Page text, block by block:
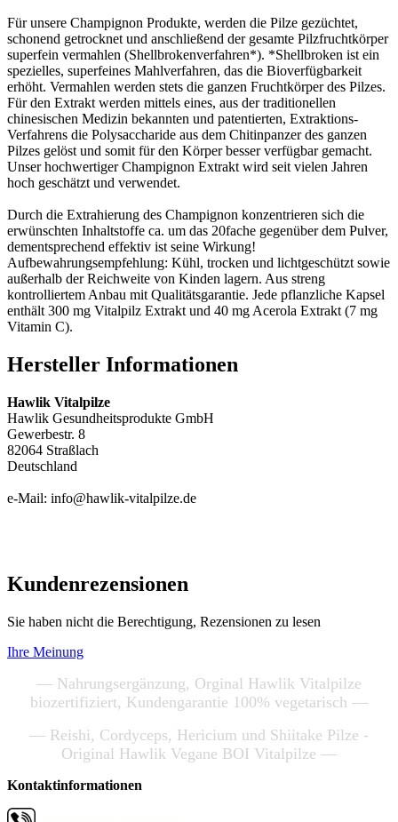
Für unsere Champignon Produkte, werden die Pilze gezüchtet,
schonend getrocknet und anschließend der gesamte Pilzfruchtkörper
superfein vermahlen (Shellbrokenverfahren*). *Shellbroken ist ein
spezielles, superfeines Mahlverfahren, das die Bioverfügbarkeit
erhöht. Vermahlen werden stets die ganzen Fruchtkörper des Pilzes.
Für den Extrakt werden mittels eines, aus der traditionellen
chinesischen Medizin bekannten und patentierten, Extraktions-
Verfahrens die Polysaccharide aus dem Chitinpanzer des ganzen
Pilzes gelöst und somit für den Körper besser verfügbar gemacht.
Unser hochwertiger Champignon Extrakt wird seit vielen Jahren
hoch geschätzt und verwendet.
Durch die Extrahierung des Champignon konzentrieren sich die
erwünschten Inhaltstoffe ca. um das 20fache gegenüber dem Pulver,
dementsprechend effektiv ist seine Wirkung!
Aufbewahrungsempfehlung: Kühl, trocken und lichtgeschützt sowie
außerhalb der Reichweite von Kinden lagern. Aus streng
kontrolliertem Anbau mit Qualitätsgarantie. Jede pflanzliche Kapsel
enthält 300 mg Vitalpilz Extrakt und 40 mg Acerola Extrakt (7 mg
Vitamin C).
Hersteller Informationen
Hawlik Vitalpilze
Hawlik Gesundheitsprodukte GmbH
Gewerbestr. 8
82064 Straßlach
Deutschland
e-Mail: info@hawlik-vitalpilze.de
Kundenrezensionen
Sie haben nicht die Berechtigung, Rezensionen zu lesen
Ihre Meinung
— Nahrungsergänzung, Orginal Hawlik Vitalpilze
biozertifiziert, Kundengarantie 100% vegetarisch —
— Reishi, Cordyceps, Hericium und Shiitake Pilze -
Original Hawlik Vegane BOI Vitalpilze —
Kontaktinformationen